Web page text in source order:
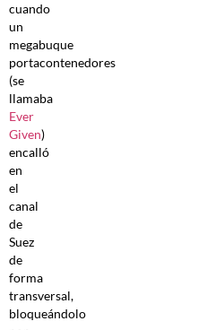
cuando
un
megabuque
portacontenedores
(se
llamaba
Ever
Given)
encalló
en
el
canal
de
Suez
de
forma
transversal,
bloqueándolo